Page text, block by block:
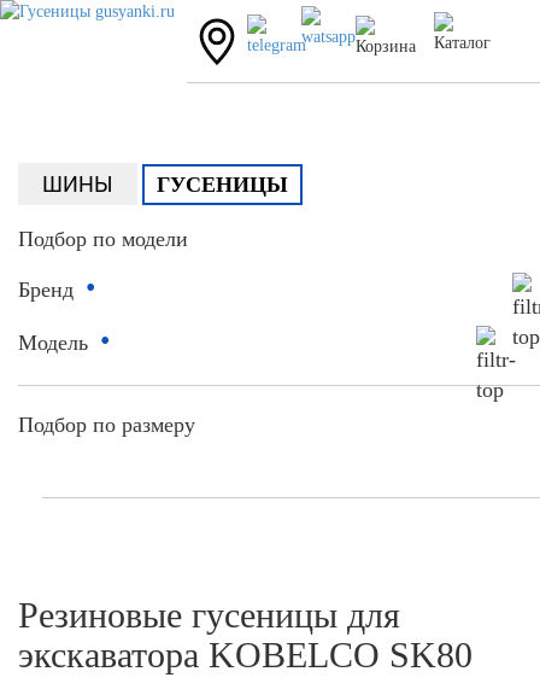
ШИНЫ ГУСЕНИЦЫ
Подбор по модели
Бренд •
Модель •
Подбор по размеру
Резиновые гусеницы для
экскаватора KOBELCO SK80